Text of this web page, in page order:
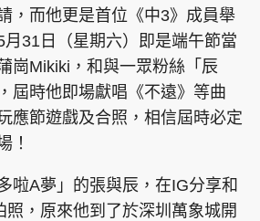
星島環球 The Standard
，而他更是首位《中3》成員舉
31日（星期六）即是端午節當
崗Mikiki，和與一眾粉絲「辰
屆時他即場獻唱《不遠》等曲
應節遊戲及合照，相信屆時必定
！
啦A夢」的張與辰，在IG分享和
照，原來他到了於深圳萬象城開